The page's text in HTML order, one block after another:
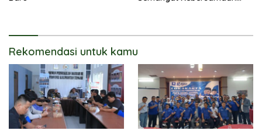
Rekomendasi untuk kamu